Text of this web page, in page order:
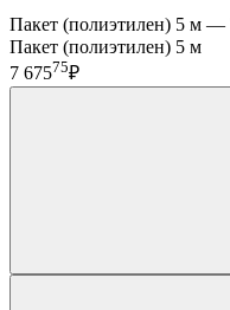
Пакет (полиэтилен) 5 м —
Пакет (полиэтилен) 5 м
7 67575₽